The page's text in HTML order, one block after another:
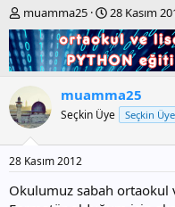
K
o
n
b
u
y
u
b
a
ş
l
a
muamma25
B
a
ş
l
a
n
ı
a
r
28 Kasım
muamma25
Seçkin Üye Seçkin Üye
28 Kasım 2012
Okulumuz sabah ortaokul